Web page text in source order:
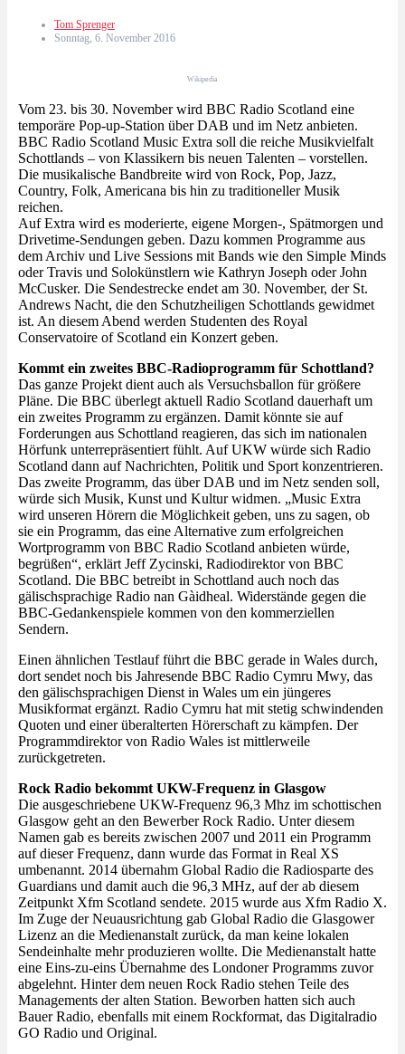
Tom Sprenger
Sonntag, 6. November 2016
Wikipedia
Vom 23. bis 30. November wird BBC Radio Scotland eine
temporäre Pop-up-Station über DAB und im Netz anbieten.
BBC Radio Scotland Music Extra soll die reiche Musikvielfalt
Schottlands – von Klassikern bis neuen Talenten – vorstellen.
Die musikalische Bandbreite wird von Rock, Pop, Jazz,
Country, Folk, Americana bis hin zu traditioneller Musik
reichen.
Auf Extra wird es moderierte, eigene Morgen-, Spätmorgen und
Drivetime-Sendungen geben. Dazu kommen Programme aus
dem Archiv und Live Sessions mit Bands wie den Simple Minds
oder Travis und Solokünstlern wie Kathryn Joseph oder John
McCusker. Die Sendestrecke endet am 30. November, der St.
Andrews Nacht, die den Schutzheiligen Schottlands gewidmet
ist. An diesem Abend werden Studenten des Royal
Conservatoire of Scotland ein Konzert geben.
Kommt ein zweites BBC-Radioprogramm für Schottland?
Das ganze Projekt dient auch als Versuchsballon für größere
Pläne. Die BBC überlegt aktuell Radio Scotland dauerhaft um
ein zweites Programm zu ergänzen. Damit könnte sie auf
Forderungen aus Schottland reagieren, das sich im nationalen
Hörfunk unterrepräsentiert fühlt. Auf UKW würde sich Radio
Scotland dann auf Nachrichten, Politik und Sport konzentrieren.
Das zweite Programm, das über DAB und im Netz senden soll,
würde sich Musik, Kunst und Kultur widmen. „Music Extra
wird unseren Hörern die Möglichkeit geben, uns zu sagen, ob
sie ein Programm, das eine Alternative zum erfolgreichen
Wortprogramm von BBC Radio Scotland anbieten würde,
begrüßen“, erklärt Jeff Zycinski, Radiodirektor von BBC
Scotland. Die BBC betreibt in Schottland auch noch das
gälischsprachige Radio nan Gàidheal. Widerstände gegen die
BBC-Gedankenspiele kommen von den kommerziellen
Sendern.
Einen ähnlichen Testlauf führt die BBC gerade in Wales durch,
dort sendet noch bis Jahresende BBC Radio Cymru Mwy, das
den gälischsprachigen Dienst in Wales um ein jüngeres
Musikformat ergänzt. Radio Cymru hat mit stetig schwindenden
Quoten und einer überalterten Hörerschaft zu kämpfen. Der
Programmdirektor von Radio Wales ist mittlerweile
zurückgetreten.
Rock Radio bekommt UKW-Frequenz in Glasgow
Die ausgeschriebene UKW-Frequenz 96,3 Mhz im schottischen
Glasgow geht an den Bewerber Rock Radio. Unter diesem
Namen gab es bereits zwischen 2007 und 2011 ein Programm
auf dieser Frequenz, dann wurde das Format in Real XS
umbenannt. 2014 übernahm Global Radio die Radiosparte des
Guardians und damit auch die 96,3 MHz, auf der ab diesem
Zeitpunkt Xfm Scotland sendete. 2015 wurde aus Xfm Radio X.
Im Zuge der Neuausrichtung gab Global Radio die Glasgower
Lizenz an die Medienanstalt zurück, da man keine lokalen
Sendeinhalte mehr produzieren wollte. Die Medienanstalt hatte
eine Eins-zu-eins Übernahme des Londoner Programms zuvor
abgelehnt. Hinter dem neuen Rock Radio stehen Teile des
Managements der alten Station. Beworben hatten sich auch
Bauer Radio, ebenfalls mit einem Rockformat, das Digitalradio
GO Radio und Original.